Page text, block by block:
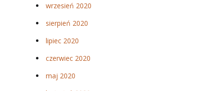
wrzesień 2020
sierpień 2020
lipiec 2020
czerwiec 2020
maj 2020